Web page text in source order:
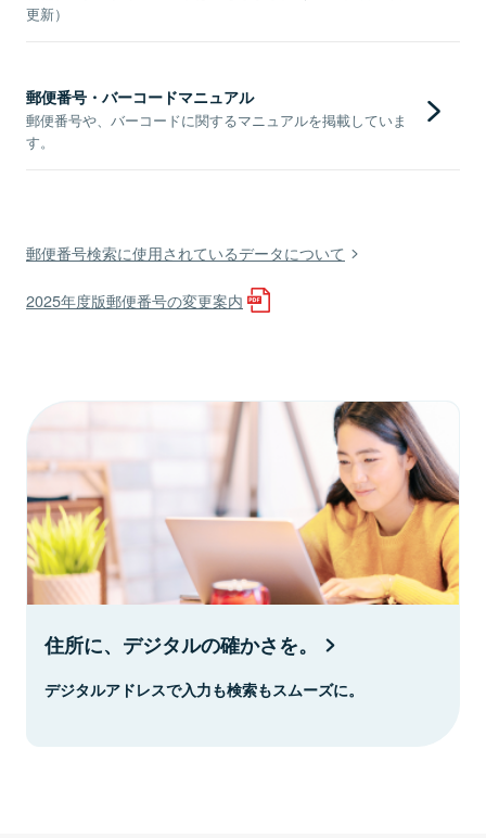
更新）
郵便番号・バーコードマニュアル
郵便番号や、バーコードに関するマニュアルを掲載していま
す。
郵便番号検索に使用されているデータについて
2025年度版郵便番号の変更案内
住所に、デジタルの確かさを。
デジタルアドレスで入力も検索もスムーズに。